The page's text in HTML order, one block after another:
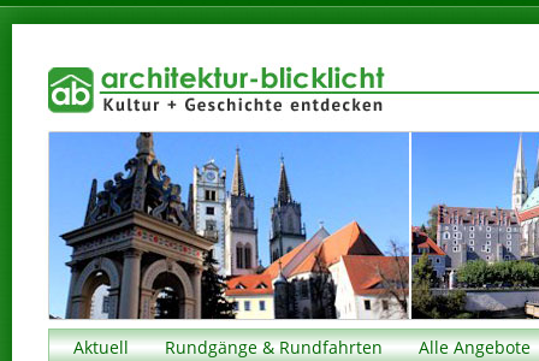
Aktuell Rundgänge & Rundfahrten
Alle Angebote